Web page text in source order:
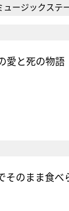
ュージックステ
愛と死の物語
そのまま食べ